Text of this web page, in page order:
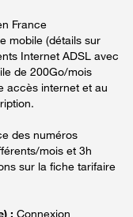
France
mobile (détails sur
Internet ADSL avec
de 200Go/mois
accès internet et au
des numéros
mois et 3h
sur la fiche tarifaire
: Connexion